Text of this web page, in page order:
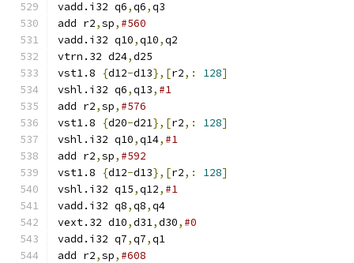
vadd.i32 q6,q6,q3
add r2,sp, #560
vadd.i32 q10,q10,q2
vtrn.32 d24,d25
vst1.8
{d12-d13},[r2,: 128]
vshl.i32 q6,q13, #1
add r2,sp, #576
vst1.8
{d20-d21},[r2,: 128]
vshl.i32 q10,q14, #1
add r2,sp, #592
vst1.8
{d12-d13},[r2,: 128]
vshl.i32 q15,q12, #1
vadd.i32 q8,q8,q4
vext.32 d10,d31,d30, #0
vadd.i32 q7,q7,q1
add r2,sp, #608